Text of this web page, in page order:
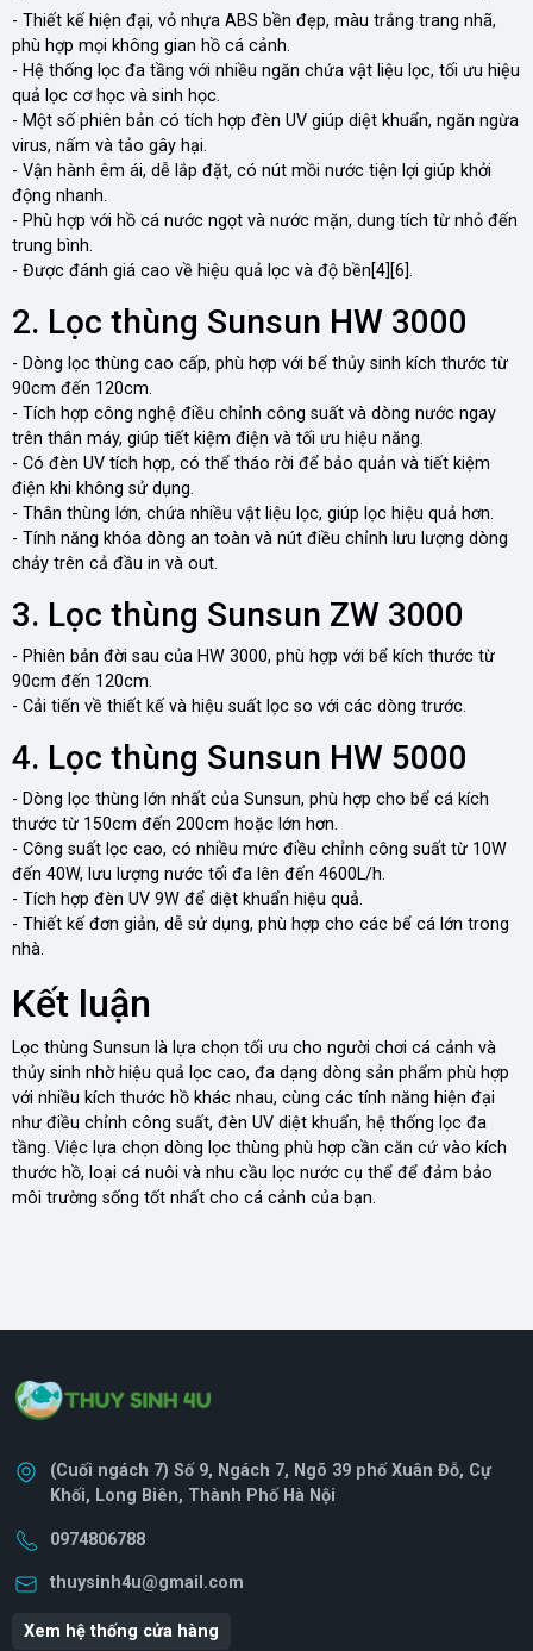
- Thiết kế hiện đại, vỏ nhựa ABS bền đẹp, màu trắng trang nhã,
phù hợp mọi không gian hồ cá cảnh.
- Hệ thống lọc đa tầng với nhiều ngăn chứa vật liệu lọc, tối ưu hiệu
quả lọc cơ học và sinh học.
- Một số phiên bản có tích hợp đèn UV giúp diệt khuẩn, ngăn ngừa
virus, nấm và tảo gây hại.
- Vận hành êm ái, dễ lắp đặt, có nút mồi nước tiện lợi giúp khởi
động nhanh.
- Phù hợp với hồ cá nước ngọt và nước mặn, dung tích từ nhỏ đến
trung bình.
- Được đánh giá cao về hiệu quả lọc và độ bền[4][6].
2. Lọc thùng Sunsun HW 3000
- Dòng lọc thùng cao cấp, phù hợp với bể thủy sinh kích thước từ
90cm đến 120cm.
- Tích hợp công nghệ điều chỉnh công suất và dòng nước ngay
trên thân máy, giúp tiết kiệm điện và tối ưu hiệu năng.
- Có đèn UV tích hợp, có thể tháo rời để bảo quản và tiết kiệm
điện khi không sử dụng.
- Thân thùng lớn, chứa nhiều vật liệu lọc, giúp lọc hiệu quả hơn.
- Tính năng khóa dòng an toàn và nút điều chỉnh lưu lượng dòng
chảy trên cả đầu in và out.
3. Lọc thùng Sunsun ZW 3000
- Phiên bản đời sau của HW 3000, phù hợp với bể kích thước từ
90cm đến 120cm.
- Cải tiến về thiết kế và hiệu suất lọc so với các dòng trước.
4. Lọc thùng Sunsun HW 5000
- Dòng lọc thùng lớn nhất của Sunsun, phù hợp cho bể cá kích
thước từ 150cm đến 200cm hoặc lớn hơn.
- Công suất lọc cao, có nhiều mức điều chỉnh công suất từ 10W
đến 40W, lưu lượng nước tối đa lên đến 4600L/h.
- Tích hợp đèn UV 9W để diệt khuẩn hiệu quả.
- Thiết kế đơn giản, dễ sử dụng, phù hợp cho các bể cá lớn trong
nhà.
Kết luận
Lọc thùng Sunsun là lựa chọn tối ưu cho người chơi cá cảnh và
thủy sinh nhờ hiệu quả lọc cao, đa dạng dòng sản phẩm phù hợp
với nhiều kích thước hồ khác nhau, cùng các tính năng hiện đại
như điều chỉnh công suất, đèn UV diệt khuẩn, hệ thống lọc đa
tầng. Việc lựa chọn dòng lọc thùng phù hợp cần căn cứ vào kích
thước hồ, loại cá nuôi và nhu cầu lọc nước cụ thể để đảm bảo
môi trường sống tốt nhất cho cá cảnh của bạn.
(Cuối ngách 7) Số 9, Ngách 7, Ngõ 39 phố Xuân Đỗ, Cự
Khối, Long Biên, Thành Phố Hà Nội
0974806788
thuysinh4u@gmail.com
Xem hệ thống cửa hàng